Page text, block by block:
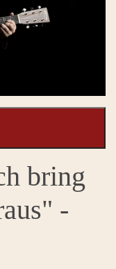
bring
-